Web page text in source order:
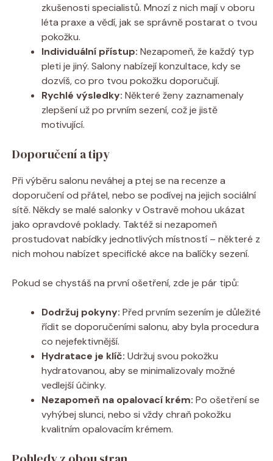
zkušenosti specialistů. Mnozí z nich mají v oboru
léta praxe a vědí, jak se správně postarat o tvou
pokožku.
Individuální přístup: Nezapomeň, že každý typ
pleti je jiný. Salony nabízejí konzultace, kdy se
dozvíš, co pro tvou pokožku doporučují.
Rychlé výsledky: Některé ženy zaznamenaly
zlepšení už po prvním sezení, což je jistě
motivující.
Doporučení a tipy
Při výběru salonu neváhej a ptej se na recenze a
doporučení od přátel, nebo se podívej na jejich sociální
sítě. Někdy se malé salonky v Ostravě mohou ukázat
jako opravdové poklady. Taktéž si nezapomeň
prostudovat nabídky jednotlivých místností – některé z
nich mohou nabízet specifické akce na balíčky sezení.
Pokud se chystáš na první ošetření, zde je pár tipů:
Dodržuj pokyny: Před prvním sezením je důležité
řídit se doporučeními salonu, aby byla procedura
co nejefektivnější.
Hydratace je klíč: Udržuj svou pokožku
hydratovanou, aby se minimalizovaly možné
vedlejší účinky.
Nezapomeň na opalovací krém: Po ošetření se
vyhýbej slunci, nebo si vždy chraň pokožku
kvalitním opalovacím krémem.